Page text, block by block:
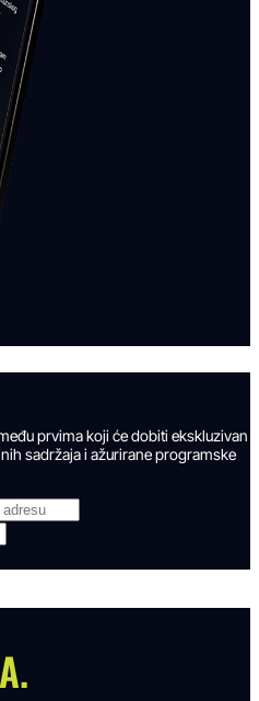
prvima koji će dobiti ekskluzivan
sadržaja i ažurirane programske